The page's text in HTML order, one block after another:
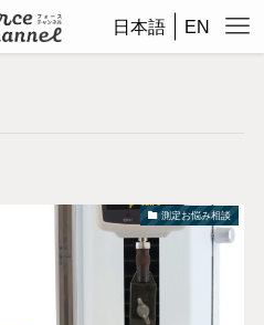
日本語 EN
測定お悩み相談